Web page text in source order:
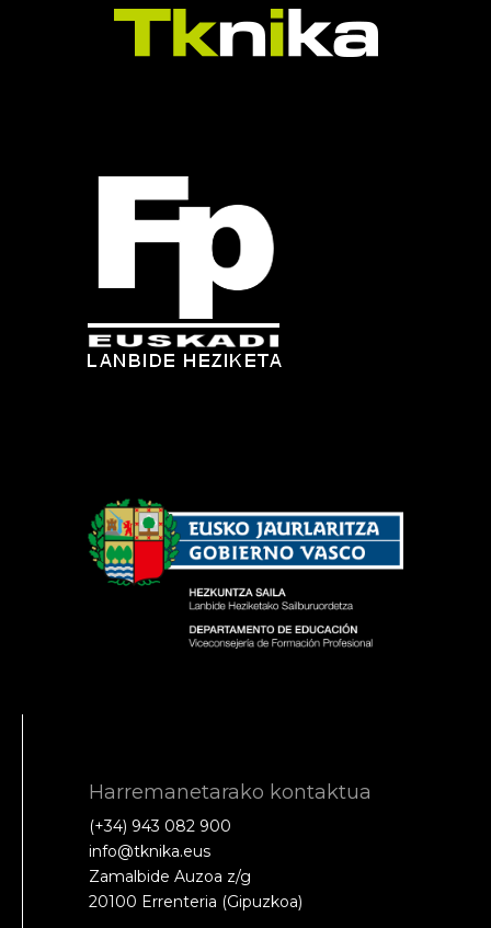
Harremanetarako kontaktua
(+34) 943 082 900
info@tknika.eus
Zamalbide Auzoa z/g
20100 Errenteria (Gipuzkoa)